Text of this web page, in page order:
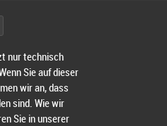
Wettbewerb.
nur technisch
Sie auf dieser
wir an, dass
sind. Wie wir
Sie in unserer